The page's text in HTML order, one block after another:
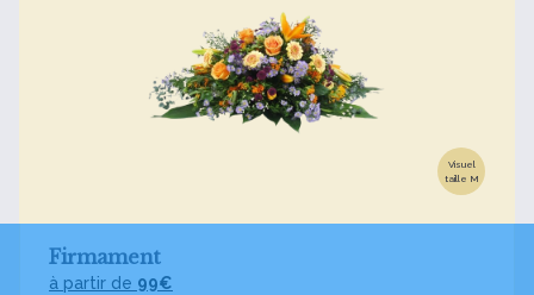
Visuel
taille M
Firmament
à partir de 99€